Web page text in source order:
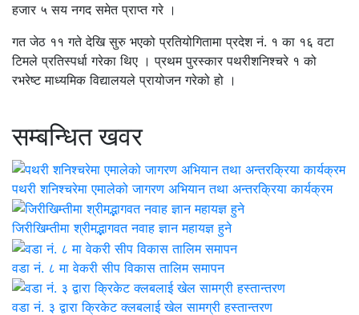
हजार ५ सय नगद समेत प्राप्त गरे ।
गत जेठ ११ गते देखि सुरु भएको प्रतियोगितामा प्रदेश नं. १ का १६ वटा
टिमले प्रतिस्पर्धा गरेका थिए । प्रथम पुरस्कार पथरीशनिश्चरे १ को
रभरेष्ट माध्यमिक विद्यालयले प्रायोजन गरेको हो ।
सम्बन्धित खवर
पथरी शनिश्चरेमा एमालेको जागरण अभियान तथा अन्तरक्रिया कार्यक्रम
जिरीखिम्तीमा श्रीमद्भागवत नवाह ज्ञान महायज्ञ हुने
वडा नं. ८ मा वेकरी सीप विकास तालिम समापन
वडा नं. ३ द्वारा क्रिकेट क्लबलाई खेल सामग्री हस्तान्तरण